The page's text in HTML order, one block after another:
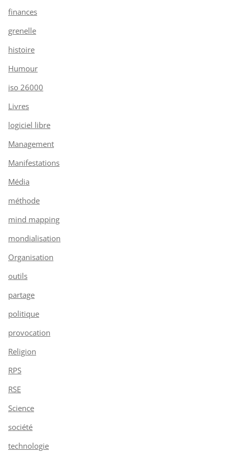
finances
grenelle
histoire
Humour
iso 26000
Livres
logiciel libre
Management
Manifestations
Média
méthode
mind mapping
mondialisation
Organisation
outils
partage
politique
provocation
Religion
RPS
RSE
Science
société
technologie